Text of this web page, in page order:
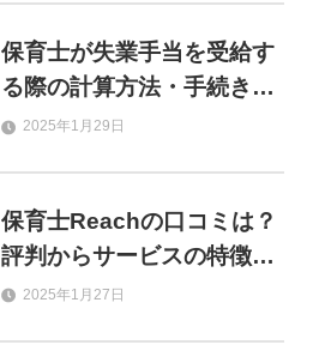
保育士が失業手当を受給す
る際の計算方法・手続きの
流れを徹底解説！
2025年1月29日
保育士Reachの口コミは？
評判からサービスの特徴を
解説！
2025年1月27日